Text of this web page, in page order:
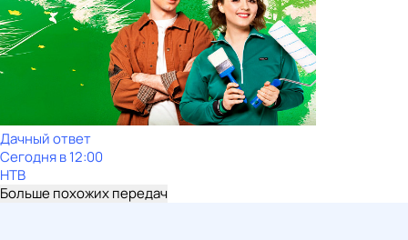
Дачный ответ
Сегодня в 12:00
НТВ
Больше похожих передач